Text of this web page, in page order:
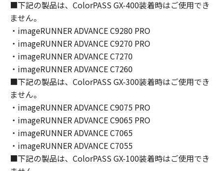
not have any third party to do so.
3. COPYRIGHT NOTICE
You shall not modify, remove or delete any
copyright notice of Canon or its licensors
contained in the SOFTWARE, including any
copy thereof.
4. OWNERSHIP
Canon and its licensors retain in all respects
the title, ownership and intellectual property
rights in and to the SOFTWARE. Except as
expressly provided herein, no license or right,
express or implied, is hereby conveyed or
granted by Canon to you for any intellectual
property of Canon and its licensors.
5. EXPORT CONTROL
■下記の製品は、ColorPASS GX-400装着時はご使用でき
ません。
・imageRUNNER ADVANCE C9280 PRO
・imageRUNNER ADVANCE C9270 PRO
・imageRUNNER ADVANCE C7270
・imageRUNNER ADVANCE C7260
■下記の製品は、ColorPASS GX-300装着時はご使用でき
ません。
・imageRUNNER ADVANCE C9075 PRO
・imageRUNNER ADVANCE C9065 PRO
・imageRUNNER ADVANCE C7065
・imageRUNNER ADVANCE C7055
■下記の製品は、ColorPASS GX-100装着時はご使用でき